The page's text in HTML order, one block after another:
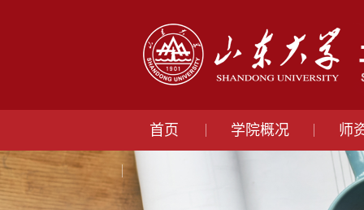
首页 学院概况 师